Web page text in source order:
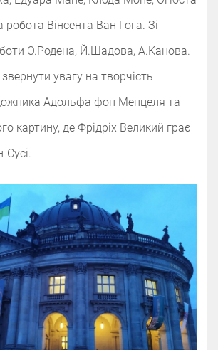
робота Вінсента Ван Гога. Зі
О.Родена, Й.Шадова, А.Канова.
увагу на творчість
Адольфа фон Менцеля та
картину, де Фрідріх Великий грає
Сусі.